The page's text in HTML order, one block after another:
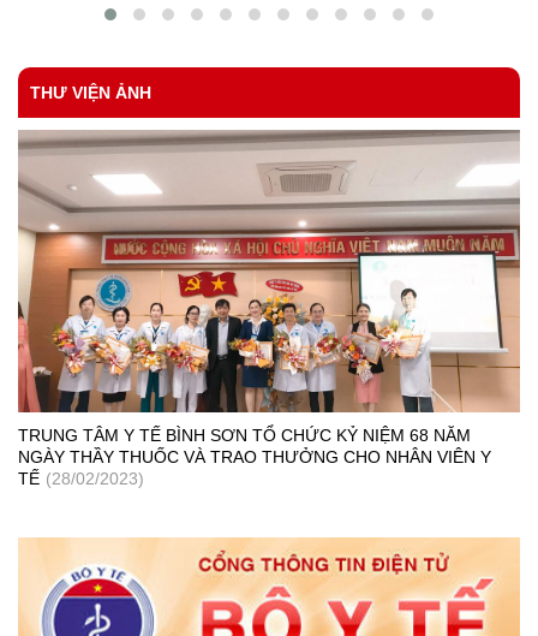
THƯ VIỆN ẢNH
TRUNG TÂM Y TẾ BÌNH SƠN TỔ CHỨC KỶ NIỆM 68 NĂM
NGÀY THẦY THUỐC VÀ TRAO THƯỞNG CHO NHÂN VIÊN Y
TẾ (28/02/2023)